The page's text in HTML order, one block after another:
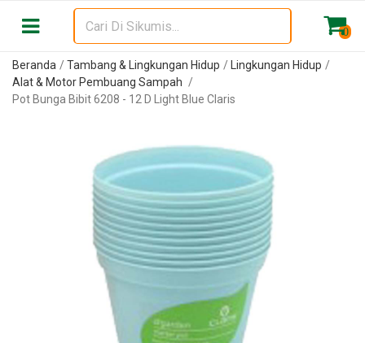
0
Beranda Tambang & Lingkungan Hidup
Lingkungan Hidup
Alat & Motor Pembuang Sampah
Pot Bunga Bibit 6208 - 12 D Light Blue Claris